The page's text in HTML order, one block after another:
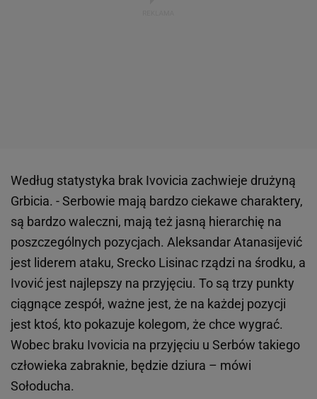
Według statystyka brak Ivovicia zachwieje drużyną
Grbicia. - Serbowie mają bardzo ciekawe charaktery,
są bardzo waleczni, mają też jasną hierarchię na
poszczególnych pozycjach. Aleksandar Atanasijević
jest liderem ataku, Srecko Lisinac rządzi na środku, a
Ivović jest najlepszy na przyjęciu. To są trzy punkty
ciągnące zespół, ważne jest, że na każdej pozycji
jest ktoś, kto pokazuje kolegom, że chce wygrać.
Wobec braku Ivovicia na przyjęciu u Serbów takiego
człowieka zabraknie, będzie dziura – mówi
Sołoducha.